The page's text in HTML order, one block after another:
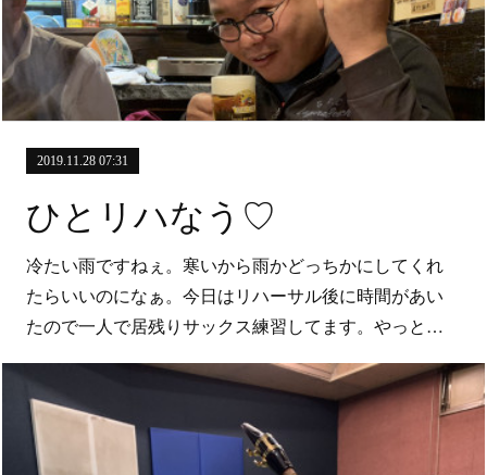
2019.11.28 07:31
ひとリハなう♡
冷たい雨ですねぇ。寒いから雨かどっちかにしてくれ
たらいいのになぁ。今日はリハーサル後に時間があい
たので一人で居残りサックス練習してます。やっと…